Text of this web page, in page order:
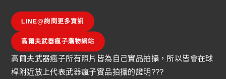
LINE@詢問更多資訊
高爾夫武器瘋子購物網站
高爾夫武器瘋子所有照片皆為自己實品拍攝，所以皆會在球
桿附近放上代表武器瘋子實品拍攝的證明???